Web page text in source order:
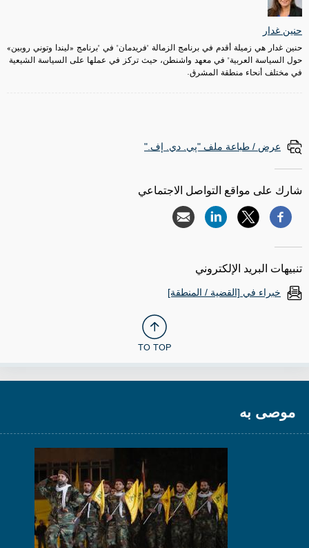
حنين غدار
حنين غدار هي زميلة أقدم في برنامج الزمالة "فريدمان" في "برنامج «ليندا وتوني روبين»
حول السياسة العربية" في معهد واشنطن، حيث تركز في عملها على السياسة الشيعية
في مختلف أنحاء منطقة المشرق.
عرض / طباعة ملف "پي. دي. إف."
شارك على مواقع التواصل الاجتماعي
تنبيهات البريد الإلكتروني
خبراء في [القضية / المنطقة]
TO TOP
موصى به